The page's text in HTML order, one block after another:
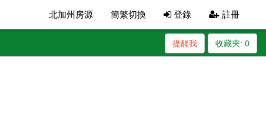
北加州房源 簡繁切換 登錄 註冊
收藏夾: 0
提醒我